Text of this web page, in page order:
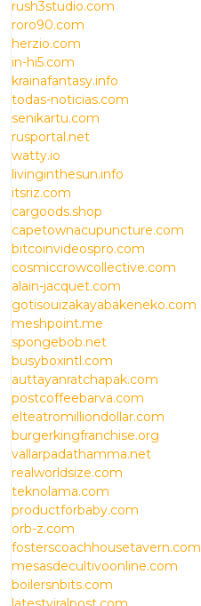
rush3studio.com
roro90.com
herzio.com
in-hi5.com
krainafantasy.info
todas-noticias.com
senikartu.com
rusportal.net
watty.io
livinginthesun.info
itsriz.com
cargoods.shop
capetownacupuncture.com
bitcoinvideospro.com
cosmiccrowcollective.com
alain-jacquet.com
gotisouizakayabakeneko.com
meshpoint.me
spongebob.net
busyboxintl.com
auttayanratchapak.com
postcoffeebarva.com
elteatromilliondollar.com
burgerkingfranchise.org
vallarpadathamma.net
realworldsize.com
teknolama.com
productforbaby.com
orb-z.com
fosterscoachhousetavern.com
mesasdecultivoonline.com
boilersnbits.com